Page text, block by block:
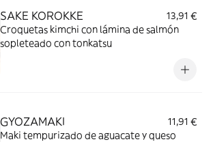
SAKE KOROKKE
13,91 €
Croquetas kimchi con lámina de salmón
sopleteado con tonkatsu
GYOZAMAKI
11,91 €
Maki tempurizado de aguacate y queso